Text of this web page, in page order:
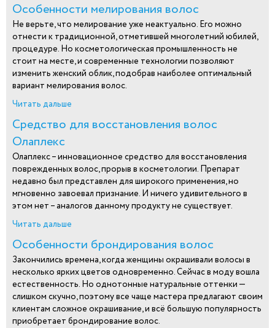
Особенности мелирования волос
Не верьте, что мелирование уже неактуально. Его можно
отнести к традиционной, отметившей многолетний юбилей,
процедуре. Но косметологическая промышленность не
стоит на месте, и современные технологии позволяют
изменить женский облик, подобрав наиболее оптимальный
вариант мелирования волос.
Читать дальше
Средство для восстановления волос
Олаплекс
Олаплекс – инновационное средство для восстановления
поврежденных волос, прорыв в косметологии. Препарат
недавно был представлен для широкого применения, но
мгновенно завоевал признание. И ничего удивительного в
этом нет – аналогов данному продукту не существует.
Читать дальше
Особенности брондирования волос
Закончились времена, когда женщины окрашивали волосы в
несколько ярких цветов одновременно. Сейчас в моду вошла
естественность. Но однотонные натуральные оттенки —
слишком скучно, поэтому все чаще мастера предлагают своим
клиентам сложное окрашивание, и всё большую популярность
приобретает брондирование волос.